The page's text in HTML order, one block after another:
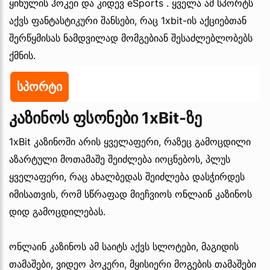
ყინულის ჰოკეი და კიდევ eSports . ყველა ამ სპორტს
აქვს ფანტასტიკური შანსები, რაც 1xbit-ის აქციებთან
შერწყმისას ნამდვილად მომგებიან შესაძლებლობებს
ქმნის.
სპორტი
კაზინოს ფსონები 1xBit-ზე
1xBit კაზინოში არის ყველაფერი, რაზეც გამოცდილი
აზარტული მოთამაშე შეიძლება იოცნებოს, პლუს
ყველაფერი, რაც ახალბედას შეიძლება დასჭირდეს
იმისათვის, რომ სწრაფად მიეჩვიოს ონლაინ კაზინოს
დიდ გამოცდილებას.
ონლაინ კაზინოს ამ საიტს აქვს სლოტები, მაგიდის
თამაშები, ვიდეო პოკერი, მყისიერი მოგების თამაშები